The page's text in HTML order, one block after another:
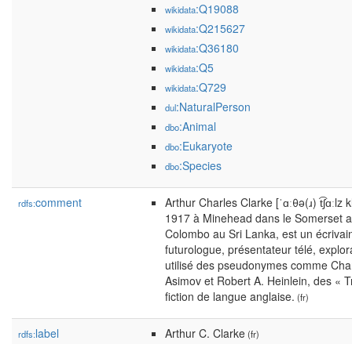
wikidata:Q19088
wikidata:Q215627
wikidata:Q36180
wikidata:Q5
wikidata:Q729
dul:NaturalPerson
dbo:Animal
dbo:Eukaryote
dbo:Species
rdfs:comment
Arthur Charles Clarke [ˈɑːθə(ɹ)
1917 à Minehead dans le Somerset
Colombo au Sri Lanka, est un
futurologue, présentateur télé,
utilisé des pseudonymes comme
Asimov et Robert A. Heinlein, des «
fiction de langue anglaise. (fr)
rdfs:label Arthur C. Clarke(fr)